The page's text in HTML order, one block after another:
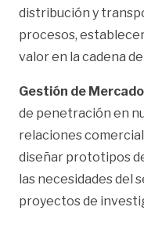
distribución y
procesos,
valor en la cadena
Gestión de
de penetración en
relaciones
diseñar prototipos
las necesidades del
proyectos de